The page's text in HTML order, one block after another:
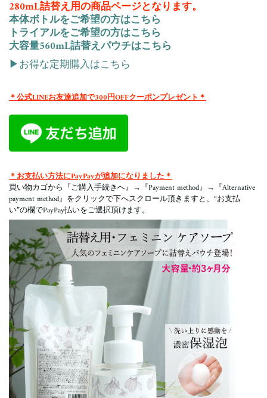
280mL詰替え用の商品ページとなります。
本体ボトルをご希望の方はこちら
トライアルをご希望の方はこちら
大容量560mL詰替えパウチはこちら
▶︎お得な定期購入はこちら
＊公式LINEお友達追加で300円OFFクーポンプレゼント＊
＊お支払い方法にPayPayが追加になりました＊
買い物カゴから『ご購入手続きへ』→『Payment method』→『Alternative
payment method』をクリックで下へスクロール頂きますと、“お支払
い”の欄でPayPay払いをご選択頂けます。